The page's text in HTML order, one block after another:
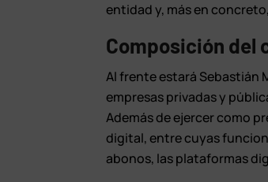
entidad y, más en
Composición del
Al frente estará Sebastián
empresas privadas y
Además de ejercer como
digital, entre cuyas
abonos, las plataformas